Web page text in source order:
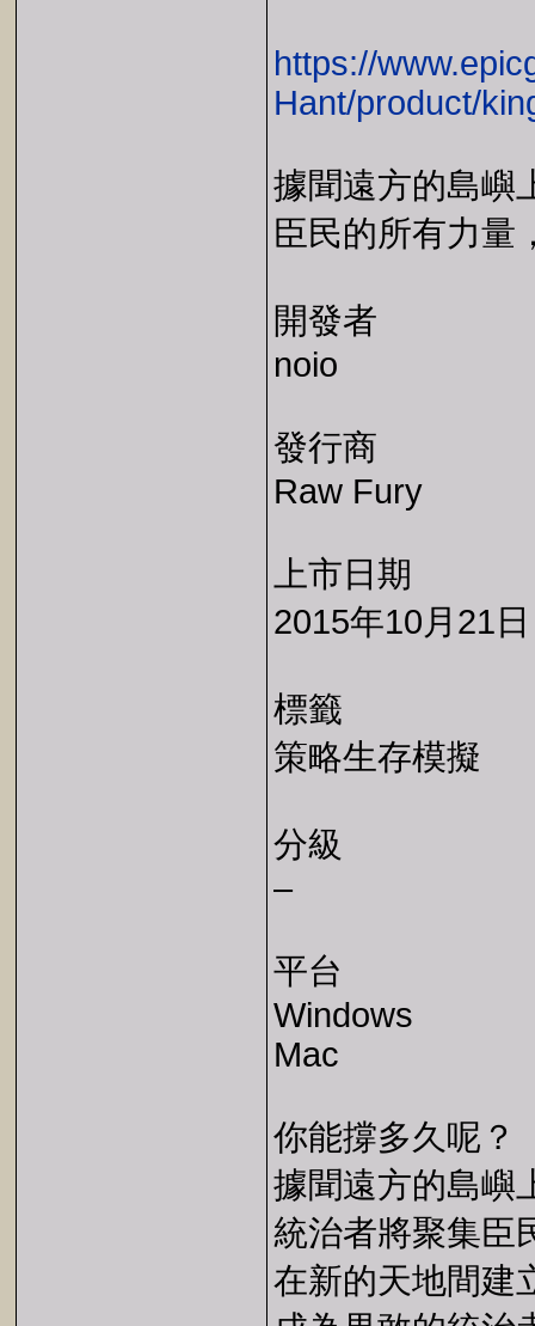
https://
Hant/product/
據聞遠方的島嶼
臣民的所有力量
開發者
noio
發行商
Raw Fury
上市日期
2015年10月21日
標籤
策略生存模擬
分級
–
平台
Windows
Mac
你能撐多久呢？
據聞遠方的島嶼
統治者將聚集臣
在新的天地間建